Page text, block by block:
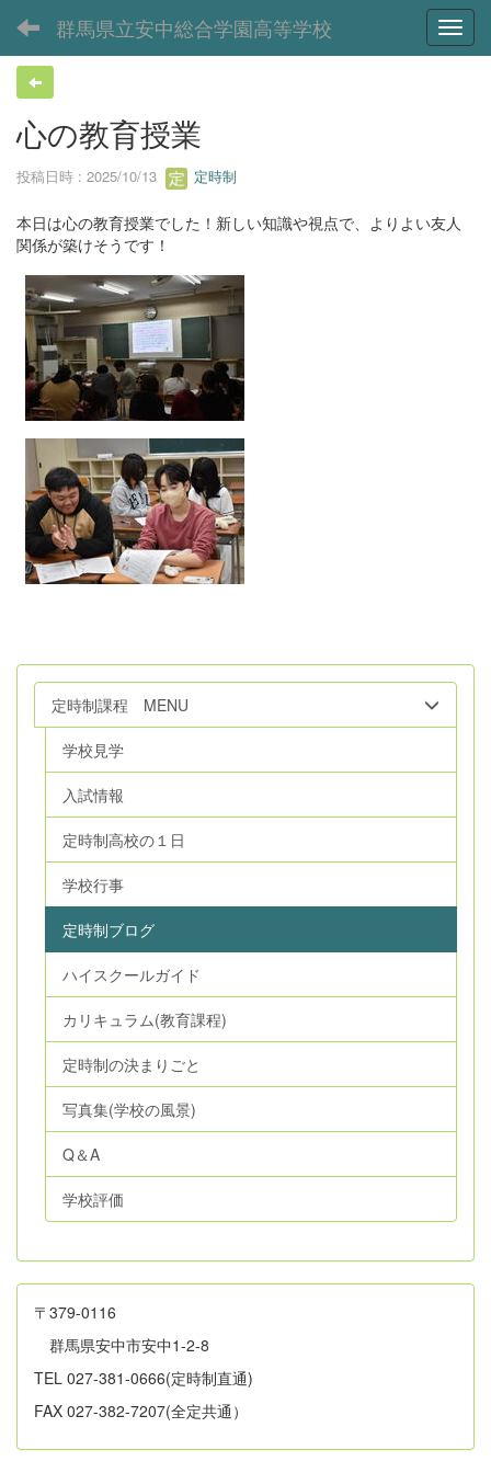
群馬県立安中総合学園高等学校
心の教育授業
投稿日時 : 2025/10/13 定時制
本日は心の教育授業でした！新しい知識や視点で、よりよい友人
関係が築けそうです！
定時制課程 MENU
学校見学
入試情報
定時制高校の１日
学校行事
定時制ブログ
ハイスクールガイド
カリキュラム(教育課程)
定時制の決まりごと
写真集(学校の風景)
Q＆A
学校評価
〒379-0116
群馬県安中市安中1-2-8
TEL 027-381-0666(定時制直通)
FAX 027-382-7207(全定共通）